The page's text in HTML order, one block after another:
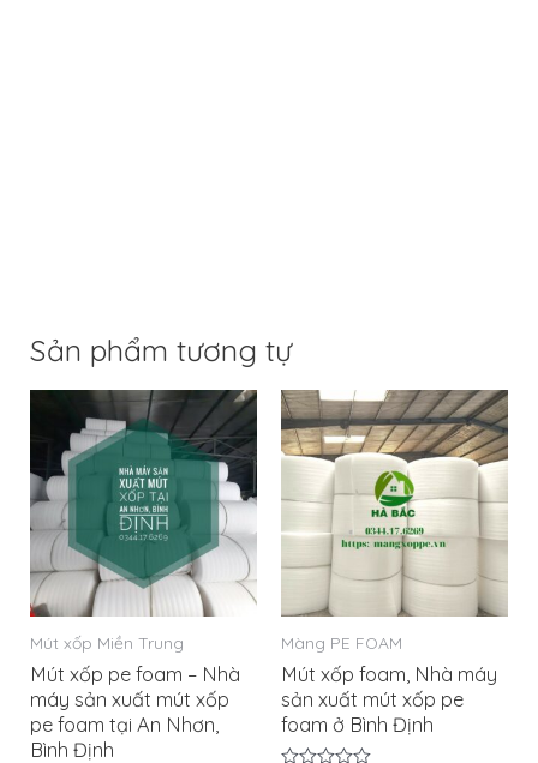
Sản phẩm tương tự
Mút xốp Miền Trung
Mút xốp pe foam – Nhà
máy sản xuất mút xốp
pe foam tại An Nhơn,
Bình Định
Màng PE FOAM
Mút xốp foam, Nhà máy
sản xuất mút xốp pe
foam ở Bình Định